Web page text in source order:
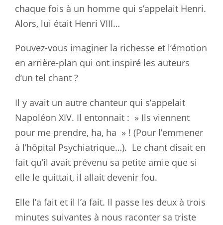
chaque fois à un homme qui s’appelait Henri.
Alors, lui était Henri VIII…
Pouvez-vous imaginer la richesse et l’émotion
en arrière-plan qui ont inspiré les auteurs
d’un tel chant ?
Il y avait un autre chanteur qui s’appelait
Napoléon XIV. Il entonnait : » Ils viennent
pour me prendre, ha, ha » ! (Pour l’emmener
à l’hôpital Psychiatrique…). Le chant disait en
fait qu’il avait prévenu sa petite amie que si
elle le quittait, il allait devenir fou.
Elle l’a fait et il l’a fait. Il passe les deux à trois
minutes suivantes à nous raconter sa triste